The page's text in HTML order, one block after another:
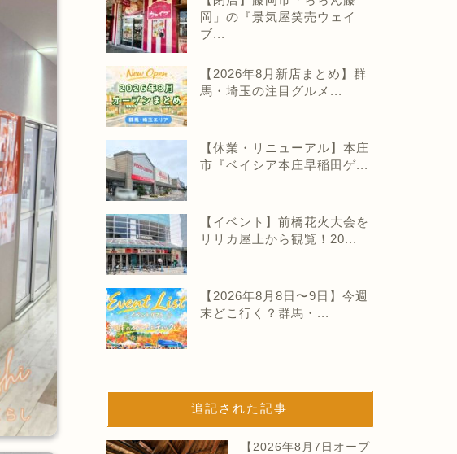
岡」の『景気屋笑売ウェイ
ブ...
【2026年8月新店まとめ】群
馬・埼玉の注目グルメ...
【休業・リニューアル】本庄
市『ベイシア本庄早稲田ゲ...
【イベント】前橋花火大会を
リリカ屋上から観覧！20...
【2026年8月8日〜9日】今週
末どこ行く？群馬・...
追記された記事
【2026年8月7日オープ